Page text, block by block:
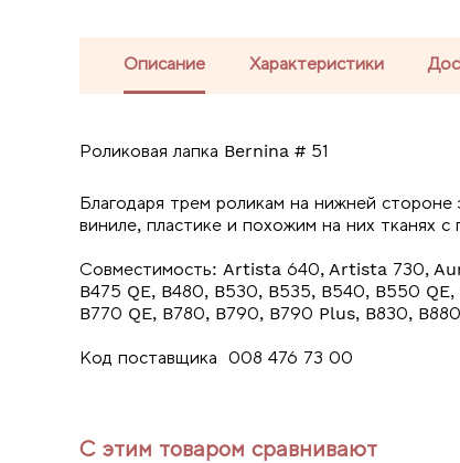
Описание Характеристики
Роликовая лапка Bernina # 51
Благодаря трем роликам на нижней
виниле, пластике и похожим на них тканях с
Совместимость: Artista 640, Artista 730,
B475 QE, B480, B530, B535, B540, B550
B770 QE, B780, B790, B790 Plus, B830,
Код поставщика 008 476 73 00
С этим товаром сравнивают